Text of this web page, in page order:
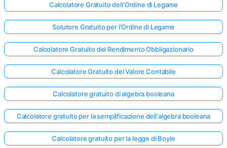
Calcolatore Gratuito dell'Ordine di Legame
Solutore Gratuito per l'Ordine di Legame
Calcolatore Gratuito del Rendimento Obbligazionario
Calcolatore Gratuito del Valore Contabile
Calcolatore gratuito di algebra booleana
Calcolatore gratuito per la semplificazione dell'algebra booleana
Calcolatore gratuito per la legge di Boyle